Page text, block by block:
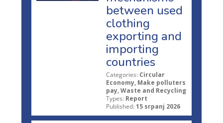
between used
clothing
exporting and
importing
countries
Categories: Circular
Economy, Make polluters
pay, Waste and Recycling
Types: Report
Published: 15 srpanj 2026